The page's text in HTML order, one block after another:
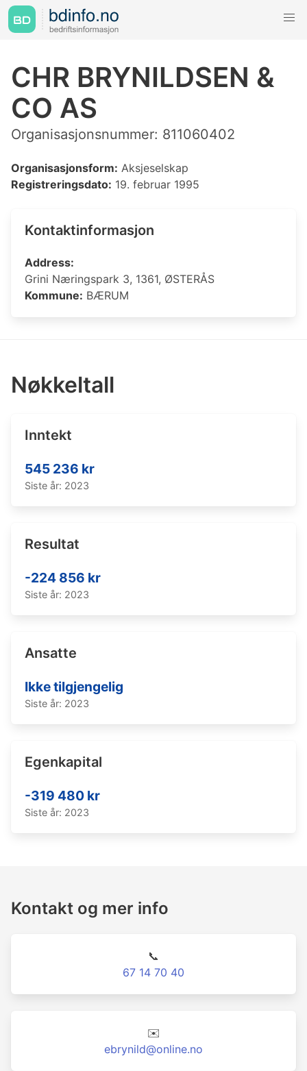
CHR BRYNILDSEN &
CO AS
Organisasjonsnummer: 811060402
Organisasjonsform: Aksjeselskap
Registreringsdato: 19. februar 1995
Kontaktinformasjon
Address:
Grini Næringspark 3, 1361, ØSTERÅS
Kommune: BÆRUM
Nøkkeltall
Inntekt
545 236 kr
Siste år: 2023
Resultat
-224 856 kr
Siste år: 2023
Ansatte
Ikke tilgjengelig
Siste år: 2023
Egenkapital
-319 480 kr
Siste år: 2023
Kontakt og mer info
📞
67 14 70 40
✉️
ebrynild@online.no